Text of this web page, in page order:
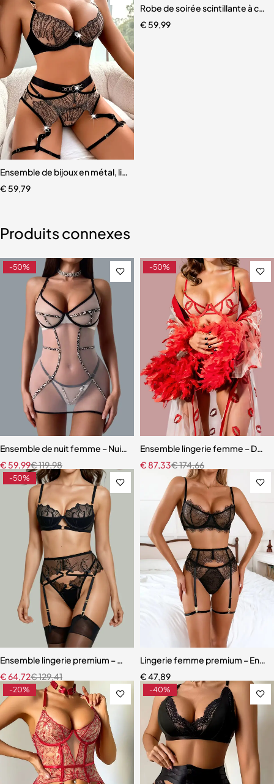
Ensemble de bijoux en métal, lingerie, 4 pièces
€ 59,79
Robe de soirée scintillante à col
€ 59,99
Produits connexes
-50%
Ensemble de nuit femme – Nuisette léopard avec coupe fluide et
€119,98
€ 59,99
-50%
Ensemble lingerie femme –
€174,66
€ 87,33
-50%
Ensemble lingerie premium – Bas, soutien-gorge et accessoires
€129,41
€64,72
Lingerie femme premium –
€47,89
-20% -40%